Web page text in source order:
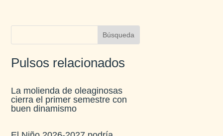
Pulsos relacionados
La molienda de oleaginosas
cierra el primer semestre con
buen dinamismo​